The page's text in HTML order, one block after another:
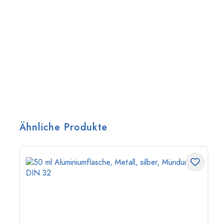
Ähnliche Produkte